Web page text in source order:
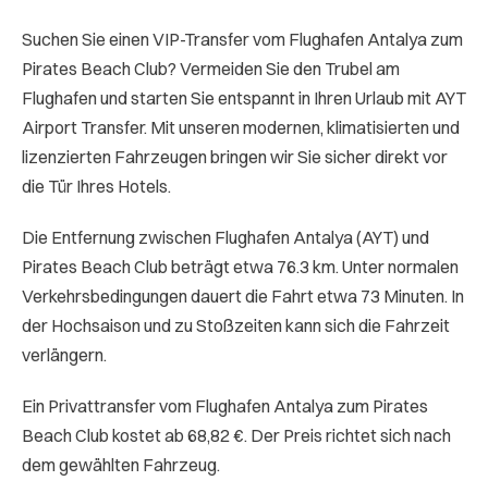
Suchen Sie einen VIP-Transfer vom Flughafen Antalya zum
Pirates Beach Club? Vermeiden Sie den Trubel am
Flughafen und starten Sie entspannt in Ihren Urlaub mit AYT
Airport Transfer. Mit unseren modernen, klimatisierten und
lizenzierten Fahrzeugen bringen wir Sie sicher direkt vor
die Tür Ihres Hotels.
Die Entfernung zwischen Flughafen Antalya (AYT) und
Pirates Beach Club beträgt etwa 76.3 km. Unter normalen
Verkehrsbedingungen dauert die Fahrt etwa 73 Minuten. In
der Hochsaison und zu Stoßzeiten kann sich die Fahrzeit
verlängern.
Ein Privattransfer vom Flughafen Antalya zum Pirates
Beach Club kostet ab 68,82 €. Der Preis richtet sich nach
dem gewählten Fahrzeug.